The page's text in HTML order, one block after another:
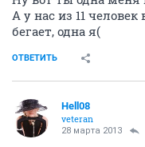
А у нас из 11
бегает, одна я(
ОТВЕТИТЬ
Hell08
veteran
28 марта 2013